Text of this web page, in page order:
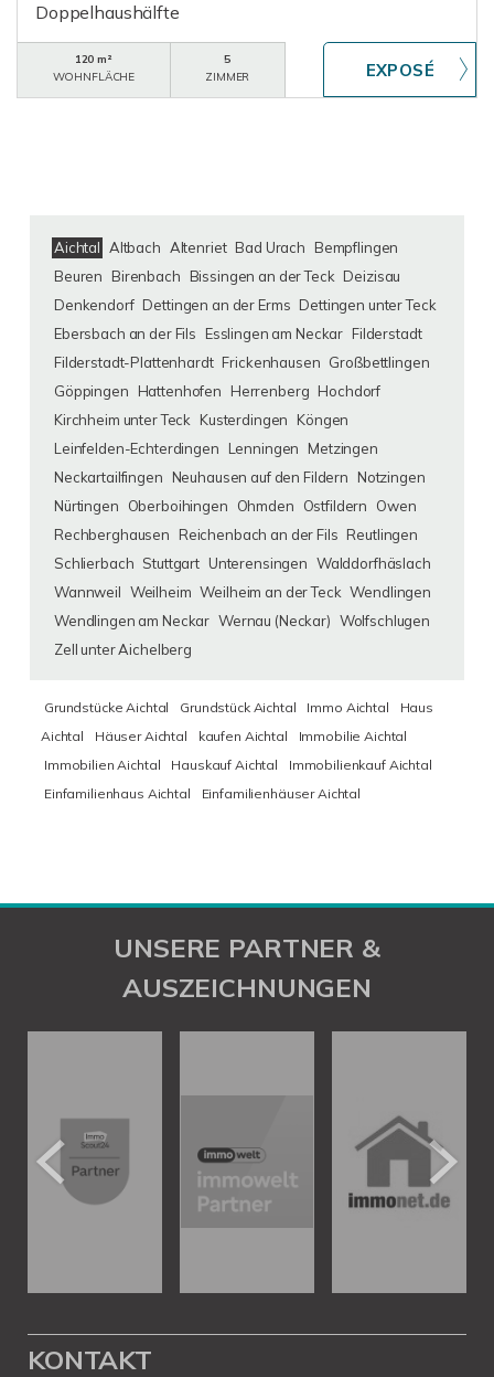
Doppelhaushälfte
120 m²
WOHNFLÄCHE
5
ZIMMER
Aichtal Altbach Altenriet Bad Urach
Bempflingen
Beuren
Birenbach Bissingen an der Teck Deizisau
Denkendorf Dettingen an der Erms Dettingen unter Teck
Ebersbach an der Fils
Esslingen am Neckar Filderstadt
Filderstadt-Plattenhardt Frickenhausen Großbettlingen
Göppingen
Hattenhofen Herrenberg Hochdorf
Kirchheim unter Teck
Kusterdingen
Köngen
Leinfelden-Echterdingen
Lenningen
Metzingen
Neckartailfingen
Neuhausen auf den Fildern
Notzingen
Nürtingen
Oberboihingen Ohmden Ostfildern
Owen
Rechberghausen
Reichenbach an der Fils Reutlingen
Schlierbach Stuttgart Unterensingen Walddorfhäslach
Wannweil Weilheim Weilheim an der Teck Wendlingen
Wendlingen am Neckar Wernau (Neckar) Wolfschlugen
Zell unter Aichelberg
Grundstücke Aichtal Grundstück Aichtal Immo Aichtal
Haus
Aichtal
Häuser Aichtal kaufen Aichtal
Immobilie Aichtal
Immobilien Aichtal
Hauskauf Aichtal
Immobilienkauf Aichtal
Einfamilienhaus Aichtal
Einfamilienhäuser Aichtal
UNSERE PARTNER &
AUSZEICHNUNGEN
KONTAKT